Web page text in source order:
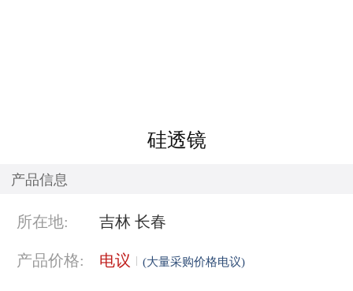
硅透镜
产品信息
所在地: 吉林 长春
产品价格: 电议 (大量采购价格电议)